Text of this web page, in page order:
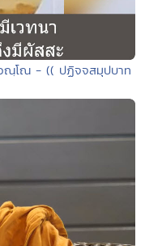
ณฺโณ - (( ปฏิจจสมุปบาท